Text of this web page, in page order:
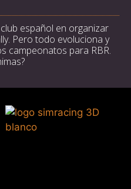
español en organizar
Pero todo evoluciona y
campeonatos para RBR.